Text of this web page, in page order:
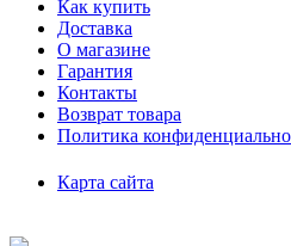
Как купить
Доставка
О магазине
Гарантия
Контакты
Возврат товара
Политика
Карта сайта